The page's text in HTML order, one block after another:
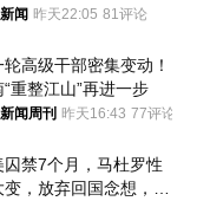
名已两年
闻 昨天22:05 81评论
轮高级干部密集变动！
“重整江山”再进一步
闻周刊 昨天16:43 77评论
囚禁7个月，马杜罗性
，放弃回国念想，最